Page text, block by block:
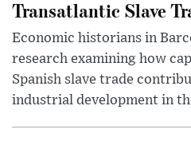
Transatlantic Slave
Economic historians in
research examining how
Spanish slave trade
industrial development in